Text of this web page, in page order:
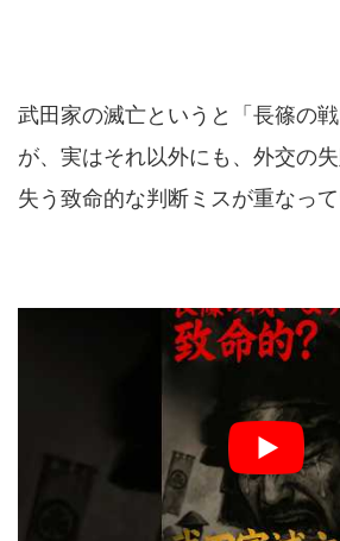
武田家の滅亡というと「長篠の
が、実はそれ以外にも、外交の
失う致命的な判断ミスが重なって